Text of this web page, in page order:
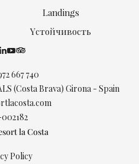
667 740
(Costa Brava) Girona - Spain
Landings
Yстойчивость
la Costa
Policy